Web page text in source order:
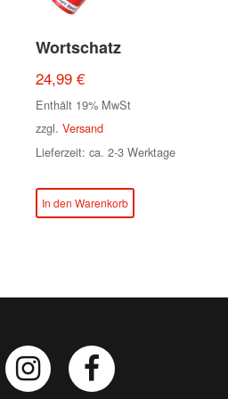
Wortschatz
24,99€
Enthält 19% MwSt
zzgl.Versand
Lieferzeit: ca. 2-3 Werktage
In den Warenkorb